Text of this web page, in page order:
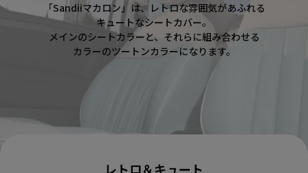
「Sandiiマカロン」は、レトロな雰囲気があふれる
キュートなシートカバー。
メインのシートカラーと、それらに組み合わせる
カラーのツートンカラーになります。
レトロ＆キュート